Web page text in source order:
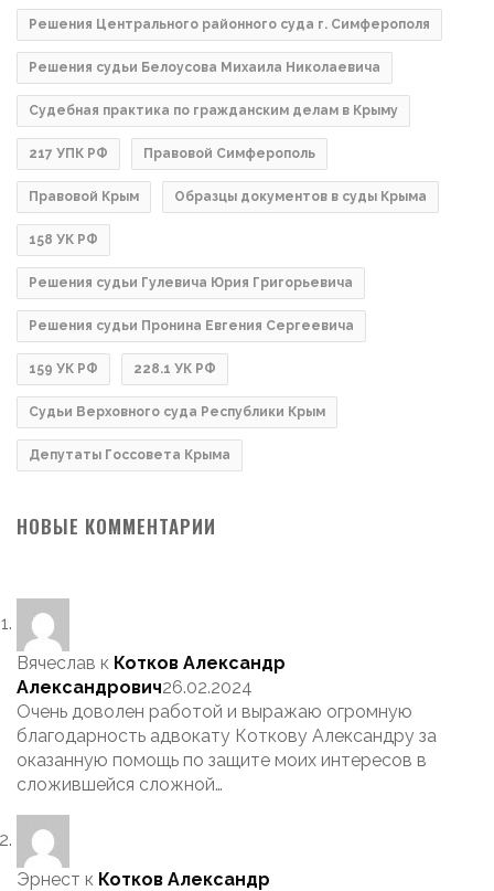
Решения Центрального районного суда г. Симферополя
Решения судьи Белоусова Михаила Николаевича
Судебная практика по гражданским делам в Крыму
217 УПК РФ Правовой Симферополь
Правовой Крым Образцы документов в суды Крыма
158 УК РФ
Решения судьи Гулевича Юрия Григорьевича
Решения судьи Пронина Евгения Сергеевича
159 УК РФ 228.1 УК РФ
Судьи Верховного суда Республики Крым
Депутаты Госсовета Крыма
НОВЫЕ КОММЕНТАРИИ
Вячеслав к Котков Александр
Александрович26.02.2024
Очень доволен работой и выражаю огромную
благодарность адвокату Коткову Александру за
оказанную помощь по защите моих интересов в
сложившейся сложной…
Эрнест к Котков Александр